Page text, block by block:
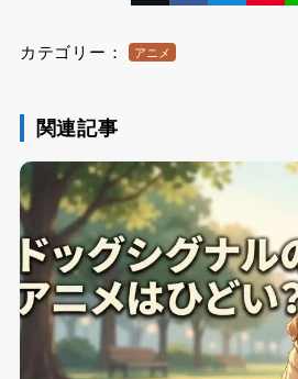
カテゴリー： アニメ
関連記事